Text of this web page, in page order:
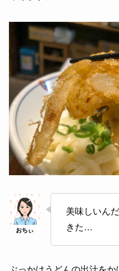
美味しいん
きた…